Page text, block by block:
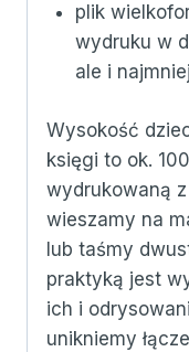
plik
wydruku w
ale i
Wysokość
księgi to ok.
wydrukowaną
wieszamy na
lub taśmy
praktyką jest
ich i
unikniemy